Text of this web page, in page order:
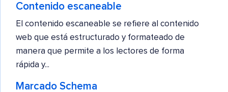
Contenido escaneable
El contenido escaneable se refiere al contenido
web que está estructurado y formateado de
manera que permite a los lectores de forma
rápida y...
Marcado Schema